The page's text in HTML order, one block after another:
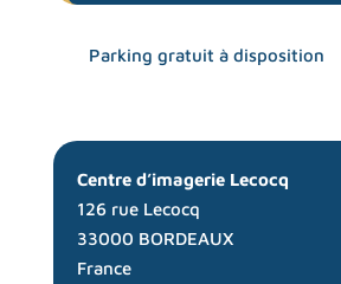
Parking gratuit à disposition
Centre d’imagerie Lecocq
126 rue Lecocq
33000 BORDEAUX
France